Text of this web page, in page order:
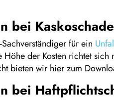
bei
für ein
der Kosten richtet
bieten wir hier zum
bei